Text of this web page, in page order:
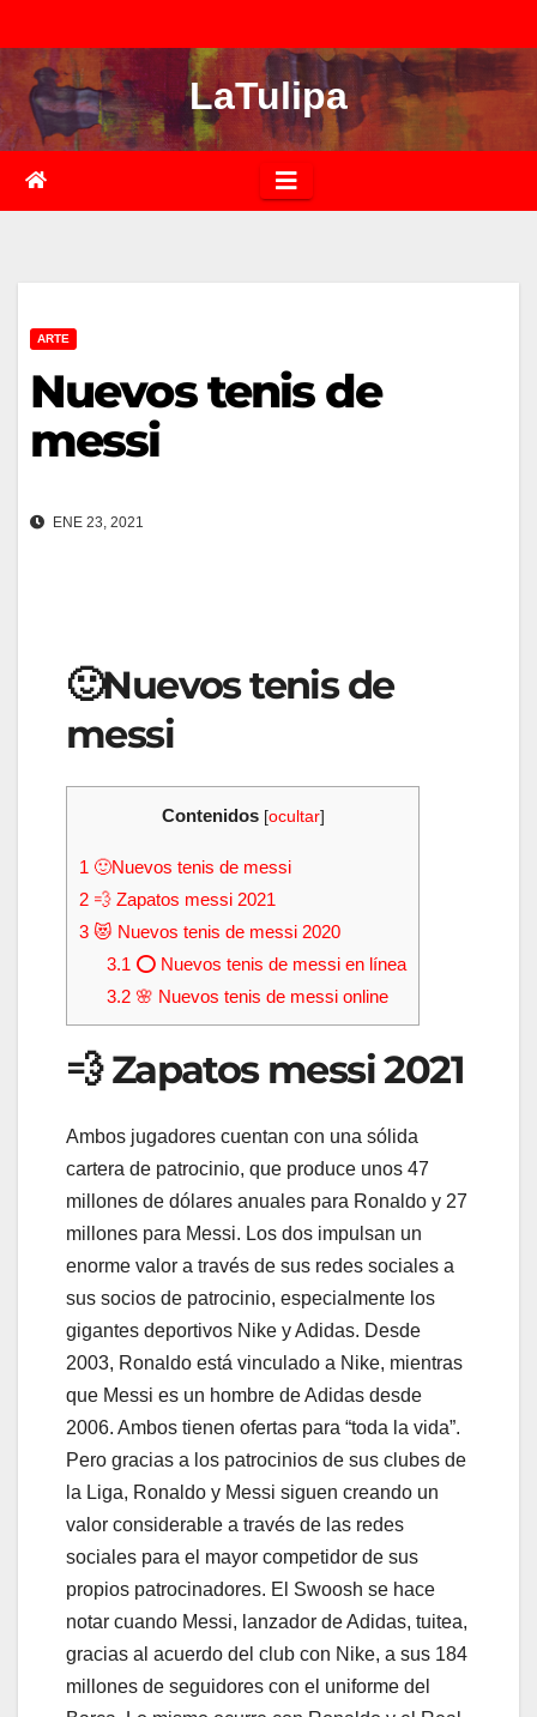
al
contenido
LaTulipa
ARTE
Nuevos tenis de
messi
ENE 23, 2021
🙂Nuevos tenis de
messi
Contenidos [ocultar]
1 🙂Nuevos tenis de messi
2 💨 Zapatos messi 2021
3 😻 Nuevos tenis de messi 2020
3.1 ⭕ Nuevos tenis de messi en línea
3.2🌸 Nuevos tenis de messi online
💨 Zapatos messi 2021
Ambos jugadores cuentan con una sólida
cartera de patrocinio, que produce unos 47
millones de dólares anuales para Ronaldo y 27
millones para Messi. Los dos impulsan un
enorme valor a través de sus redes sociales a
sus socios de patrocinio, especialmente los
gigantes deportivos Nike y Adidas. Desde
2003, Ronaldo está vinculado a Nike, mientras
que Messi es un hombre de Adidas desde
2006. Ambos tienen ofertas para “toda la vida”.
Pero gracias a los patrocinios de sus clubes de
la Liga, Ronaldo y Messi siguen creando un
valor considerable a través de las redes
sociales para el mayor competidor de sus
propios patrocinadores. El Swoosh se hace
notar cuando Messi, lanzador de Adidas, tuitea,
gracias al acuerdo del club con Nike, a sus 184
millones de seguidores con el uniforme del